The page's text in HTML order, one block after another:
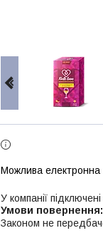
У компанії
Законом не